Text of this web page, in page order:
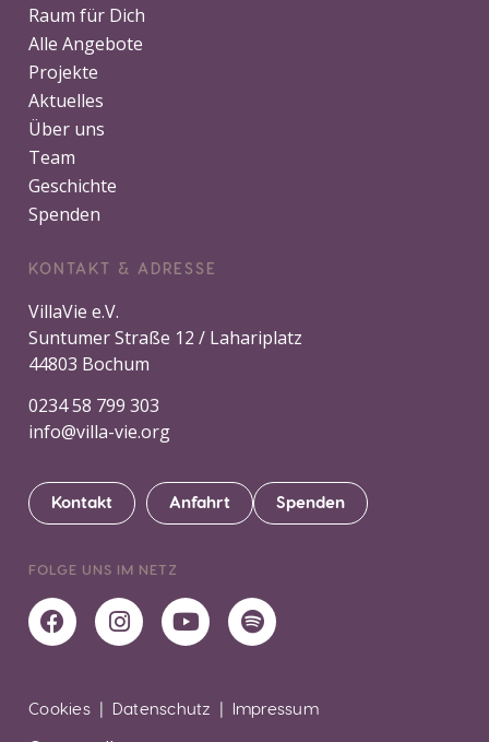
Raum für Dich
Alle Angebote
Projekte
Aktuelles
Über uns
Team
Geschichte
Spenden
KONTAKT & ADRESSE
VillaVie e.V.
Suntumer Straße 12 / Lahariplatz
44803 Bochum
0234 58 799 303
info@villa-vie.org
Kontakt Anfahrt Spenden
FOLGE UNS IM NETZ
Cookies Datenschutz Impressum